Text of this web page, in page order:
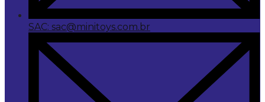
SAC: sac@minitoys.com.br